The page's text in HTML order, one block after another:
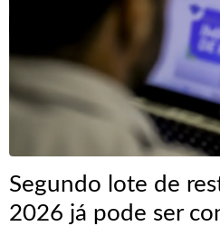
Segundo lote de
2026 já pode ser